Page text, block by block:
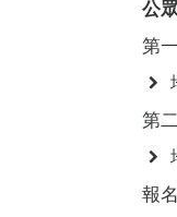
公
第
第
報